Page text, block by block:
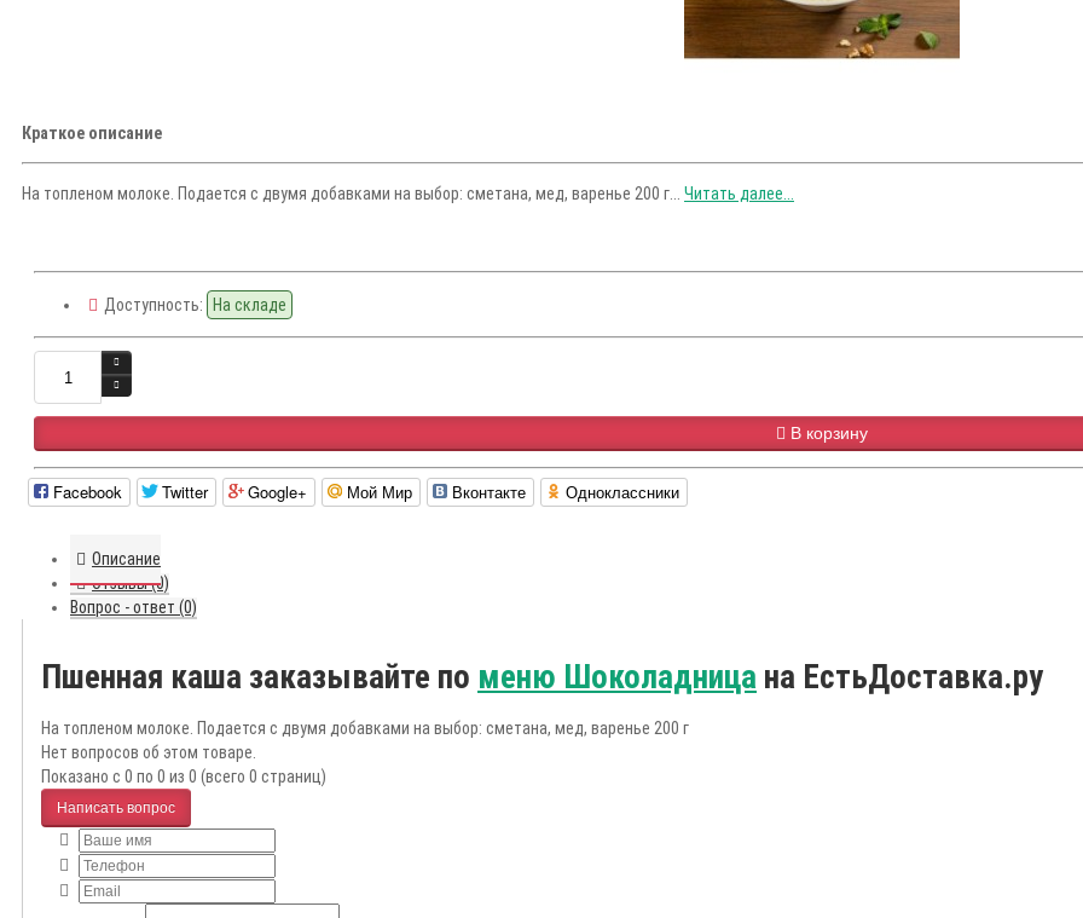
Краткое описание
На топленом молоке. Подается с двумя добавками на выбор: сметана, мед, варенье 200 г... Читать далее...
Доступность: На складе
В корзину
Facebook Twitter Google+ Мой Мир Вконтакте Одноклассники
Описание
Отзывы (0)
Вопрос - ответ (0)
Пшенная каша заказывайте по меню Шоколадница на ЕстьДоставка.ру
На топленом молоке. Подается с двумя добавками на выбор: сметана, мед, варенье 200 г
Нет вопросов об этом товаре.
Показано с 0 по 0 из 0 (всего 0 страниц)
Написать вопрос